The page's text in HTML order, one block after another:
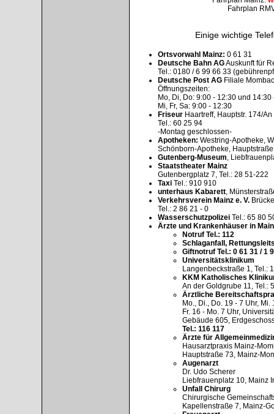
Fahrplan
Einige wichtige
Ortsvorwahl Mainz: 0 61 31
Deutsche Bahn AGAuskunft für
Tel.: 0180 / 6 99 66 33
Deutsche Post AGFiliale
Öffnungszeiten:
Mo, Di, Do: 9:00 - 12:30 und 14:30
Mi, Fr, Sa: 9:00 - 12:30
FriseurHaartreff, Hauptstr. 174/
Tel.: 60 25 94
-Montag geschlossen-
Apotheken: Westring-Apotheke,
Schönborn-Apotheke,
Gutenberg-Museum,
Staatstheater Mainz
Gutenbergplatz 7, Tel.: 28 51-222
TaxiTel.: 910 910
unterhaus Kabarett,
Verkehrsverein Mainz e. V.
Tel.: 2 86 21 - 0
WasserschutzpolizeiTel.: 65 80
Ärzte und Krankenhäuser in
Notruf Tel.: 112
Schlaganfall,
Giftnotruf Tel.: 0 61 31 / 1
Universitätsklinikum
Langenbeckstraße 1, Tel.:
KKM Katholisches
An der Goldgrube 11, Tel.:
Ärztliche
Mo., Di., Do. 19 - 7 Uhr, Mi.
Fr. 16 - Mo. 7 Uhr,
Gebäude 605,
Tel.: 116 117
Ärzte für
Hausarztpraxis Mainz-
Hauptstraße 73, Mainz-
Augenarzt
Dr. Udo Scherer
Liebfrauenplatz 10, Mainz
Unfall Chirurg
Chirurgische
Kapellenstraße 7, Mainz-